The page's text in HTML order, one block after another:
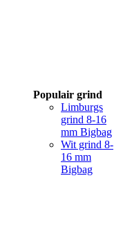
Populair grind
Limburgs
grind 8-16
mm Bigbag
Wit grind 8-
16 mm
Bigbag